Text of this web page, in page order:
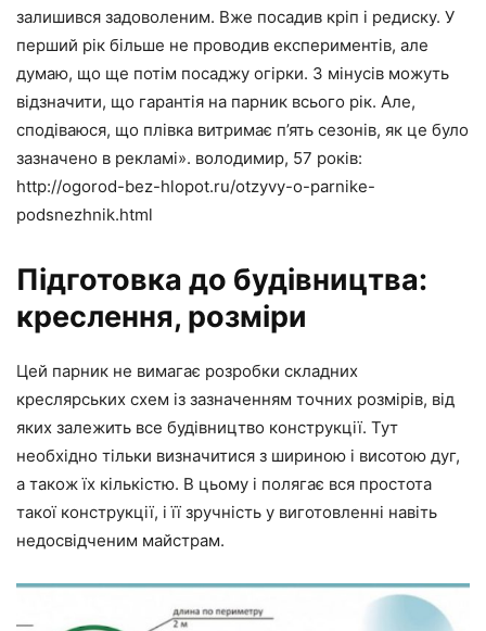
залишився задоволеним. Вже посадив кріп і редиску. У
перший рік більше не проводив експериментів, але
думаю, що ще потім посаджу огірки. З мінусів можуть
відзначити, що гарантія на парник всього рік. Але,
сподіваюся, що плівка витримає п’ять сезонів, як це було
зазначено в рекламі». володимир, 57 років:
http://ogorod-bez-hlopot.ru/otzyvy-o-parnike-
podsnezhnik.html
Підготовка до будівництва:
креслення, розміри
Цей парник не вимагає розробки складних
креслярських схем із зазначенням точних розмірів, від
яких залежить все будівництво конструкції. Тут
необхідно тільки визначитися з шириною і висотою дуг,
а також їх кількістю. В цьому і полягає вся простота
такої конструкції, і її зручність у виготовленні навіть
недосвідченим майстрам.